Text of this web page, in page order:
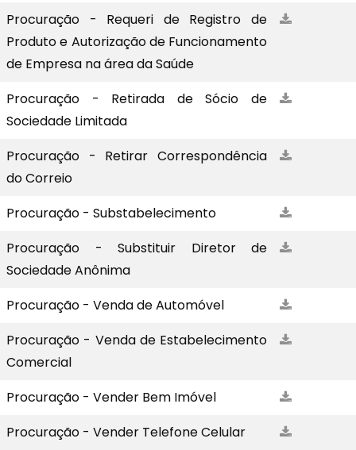
Procuração - Requeri de Registro de
Produto e Autorização de Funcionamento
de Empresa na área da Saúde
Procuração - Retirada de Sócio de
Sociedade Limitada
Procuração - Retirar Correspondência
do Correio
Procuração - Substabelecimento
Procuração - Substituir Diretor de
Sociedade Anônima
Procuração - Venda de Automóvel
Procuração - Venda de Estabelecimento
Comercial
Procuração - Vender Bem Imóvel
Procuração - Vender Telefone Celular